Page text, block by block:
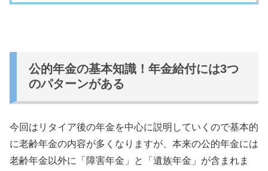
公的年金の基本知識！年金給付には3つ
のパターンがある
今回はリタイア後の年金を中心に説明していくので基本的
に老齢年金の内容が多くなりますが、本来の公的年金には
老齢年金以外に「障害年金」と「遺族年金」が含まれま